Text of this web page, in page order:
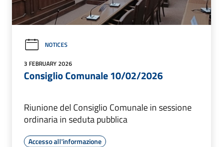
NOTICES
3 FEBRUARY 2026
Consiglio Comunale 10/02/2026
Riunione del Consiglio Comunale in sessione
ordinaria in seduta pubblica
Accesso all'informazione